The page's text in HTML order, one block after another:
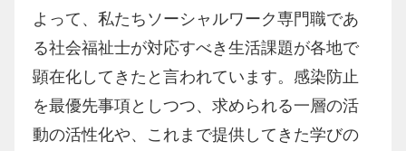
よって、私たちソーシャルワーク専門職であ
る社会福祉士が対応すべき生活課題が各地で
顕在化してきたと言われています。感染防止
を最優先事項としつつ、求められる一層の活
動の活性化や、これまで提供してきた学びの